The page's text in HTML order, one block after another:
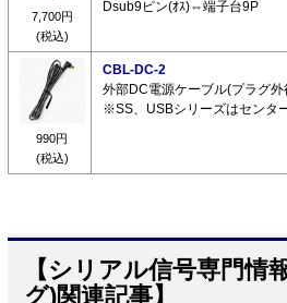
7,700円
(税込)
Dsub9ピン(ｵｽ)⇔端子台9P
990円
(税込)
CBL-DC-2
外部DC電源ケーブル(プラグ
※SS、USBシリーズはセンタ
【シリアル信号専門情
グ)関連記事】